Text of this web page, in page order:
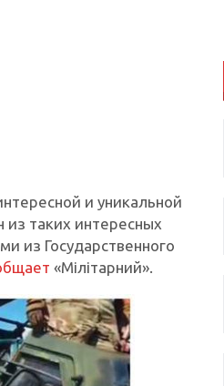
и уникальной
таких интересных
из Государственного
«Мілітарний».